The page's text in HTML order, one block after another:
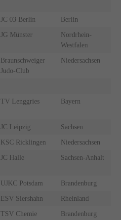
JC 03 Berlin Berlin
JG Münster
Nordrhein-
Westfalen
Braunschweiger
Judo-Club
Niedersachsen
TV Lenggries Bayern
JC Leipzig Sachsen
KSC Ricklingen Niedersachsen
JC Halle Sachsen-Anhalt
UJKC Potsdam Brandenburg
ESV Siershahn Rheinland
TSV Chemie
Brandenburg